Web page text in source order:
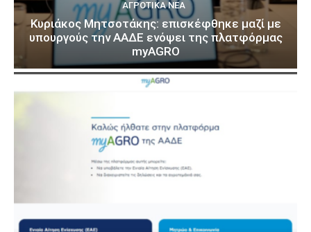
ΑΓΡΟΤΙΚΆ ΝΈΑ
Κυριάκος Μητσοτάκης: επισκέφθηκε μαζί με
υπουργούς την ΑΑΔΕ ενόψει της πλατφόρμας
myAGRO